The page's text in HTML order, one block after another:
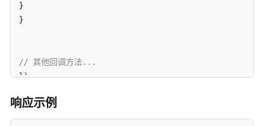
块
云
指
}
}
// 其他回调方法...
});
响应示例